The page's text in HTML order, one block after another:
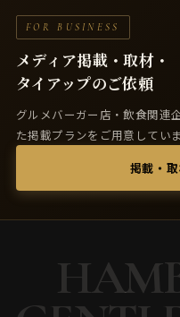
FOR BUSINESS
メディア掲載・取材・
タイアップのご依頼
グルメバーガー店・飲食関連
た掲載プランをご用意していま
掲載・